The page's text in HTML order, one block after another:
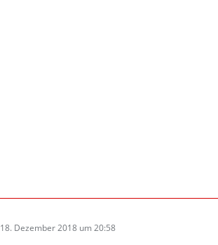
18. Dezember 2018 um 20:58